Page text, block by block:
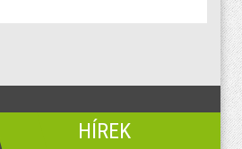
HÍREK